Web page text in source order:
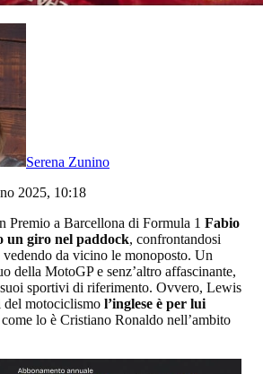
Serena Zunino
2025, 10:18
Premio a Barcellona di Formula 1 Fabio
un giro nel paddock, confrontandosi
da vicino le monoposto. Un
della MotoGP e senz’altro affascinante,
sportivi di riferimento. Ovvero, Lewis
motociclismo l’inglese è per lui
lo è Cristiano Ronaldo nell’ambito